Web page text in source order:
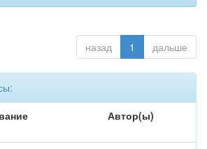
назад 1 дальше
Автор(ы)